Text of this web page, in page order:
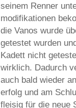
seinem Renner
modifikationen
die Vanos wurde
getestet wurden
Kadett nicht
wirklich. Dadurch
auch bald wieder
erfolg und am
fleisig für die neue